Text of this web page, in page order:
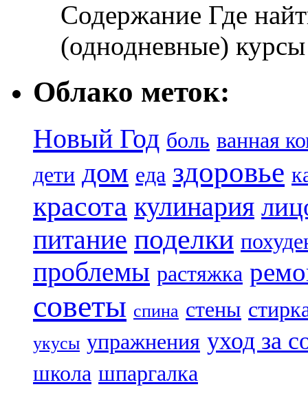
Содержание Где
(однодневные)
Облако меток:
Новый Год боль ванная
дети дом еда здоровье
красота кулинария
питание поделки
проблемы растяжка
советы спина стены
укусы упражнения уход за
школа шпаргалка